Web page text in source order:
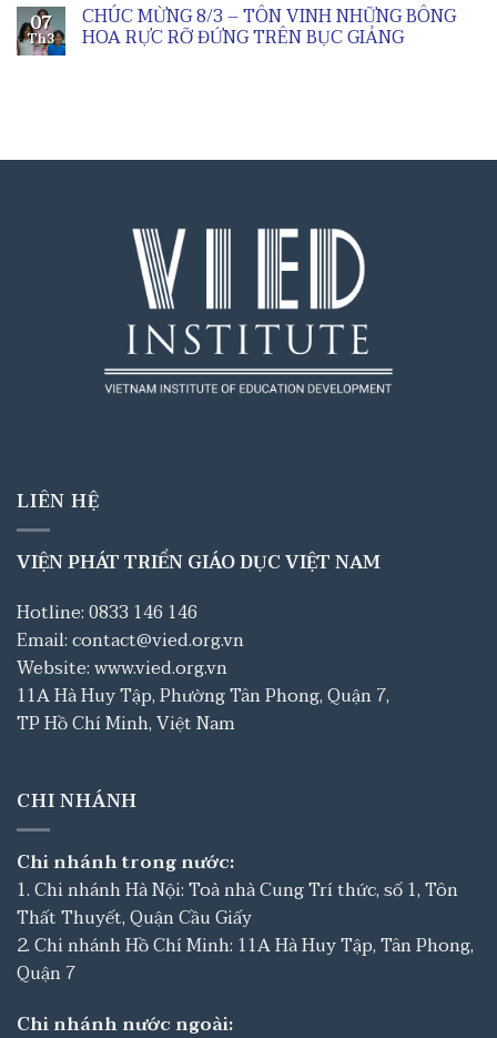
07
Th3
CHÚC MỪNG 8/3 – TÔN VINH NHỮNG BÔNG
HOA RỰC RỠ ĐỨNG TRÊN BỤC GIẢNG
LIÊN HỆ
VIỆN PHÁT TRIỂN GIÁO DỤC VIỆT NAM
Hotline: 0833 146 146
Email: contact@vied.org.vn
Website: www.vied.org.vn
11A Hà Huy Tập, Phường Tân Phong, Quận 7,
TP Hồ Chí Minh, Việt Nam
CHI NHÁNH
Chi nhánh trong nước:
1. Chi nhánh Hà Nội: Toà nhà Cung Trí thức, số 1, Tôn
Thất Thuyết, Quận Cầu Giấy
2. Chi nhánh Hồ Chí Minh: 11A Hà Huy Tập, Tân Phong,
Quận 7
Chi nhánh nước ngoài: